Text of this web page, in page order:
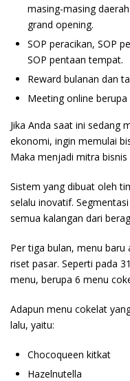
masing-masing
grand opening.
SOP peracikan, SOP
SOP pentaan tempat.
Reward bulanan dan
Meeting online
Jika Anda saat ini sedang
ekonomi, ingin memulai
Maka menjadi mitra
Sistem yang dibuat oleh
selalu inovatif.
semua kalangan dari
Per tiga bulan, menu baru
riset pasar. Seperti pada
menu, berupa 6 menu
Adapun menu cokelat
lalu, yaitu:
Chocoqueen kitkat
Hazelnutella